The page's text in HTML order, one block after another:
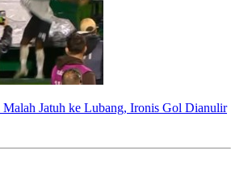
Jatuh ke Lubang, Ironis Gol Dianulir